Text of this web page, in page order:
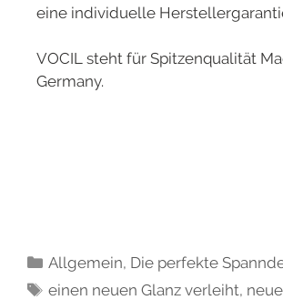
eine individuelle
VOCIL steht für Spitzenqualität
Germany.
Allgemein, Die perfekte
einen neuen Glanz verleiht,